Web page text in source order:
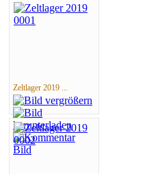
Zeltlager 2019 ...